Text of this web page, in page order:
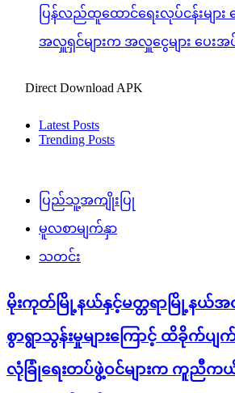
ပြန်လည်ထူထောင်ရေးလုပ်ငန်းမျ
အလှူရှင်များက အလှူငွေများ ပေးအ
Direct Download APK
Latest Posts
Trending Posts
ပြည်သူ့အကျိုးပြု
မူလစာမျက်နှာ
သတင်း
မိုးကုတ်မြို့နယ်နှင့်မတ္တရာမြို့နယ်အ
စွာရွာသွန်းမှုများကြောင့် ထိခိုက်ပျက်
လုံခြုံရေးတပ်ဖွဲ့ဝင်များက ကူညီက